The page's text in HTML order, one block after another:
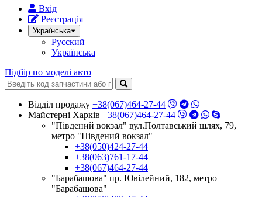
Вхід
Реєстрація
Українська
Русский
Українська
Підбір по моделі авто
Відділ продажу +38(067)464-27-44
Майстерні Харків +38(067)464-27-44
"Південий вокзал" вул.Полтавський шлях, 79,
метро "Південий вокзал"
+38(050)424-27-44
+38(063)761-17-44
+38(067)464-27-44
"Барабашова" пр. Ювілейний, 182, метро
"Барабашова"